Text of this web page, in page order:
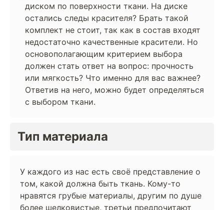
диском по поверхности ткани. На диске
остались следы красителя? Брать такой
комплект не стоит, так как в состав входят
недостаточно качественные красители. Но
основополагающим критерием выбора
должен стать ответ на вопрос: прочность
или мягкость? Что именно для вас важнее?
Ответив на него, можно будет определяться
с выбором ткани.
Тип материала
У каждого из нас есть своё представление о
том, какой должна быть ткань. Кому-то
нравятся грубые материалы, другим по душе
более шелковистые, третьи предпочитают